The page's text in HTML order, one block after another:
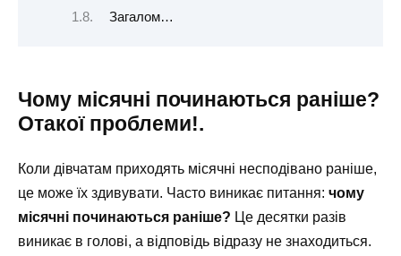
Загалом…
Чому місячні починаються раніше?
Отакої проблеми!.
Коли дівчатам приходять місячні несподівано раніше,
це може їх здивувати. Часто виникає питання: чому
місячні починаються раніше? Це десятки разів
виникає в голові, а відповідь відразу не знаходиться.